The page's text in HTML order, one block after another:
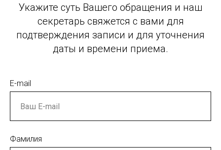
Укажите суть Вашего обращения и наш
секретарь свяжется с вами для
подтверждения записи и для уточнения
даты и времени приема.
E-mail
Фамилия